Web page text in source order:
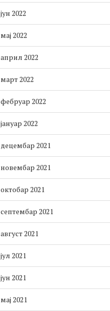
јун 2022
мај 2022
април 2022
март 2022
фебруар 2022
јануар 2022
децембар 2021
новембар 2021
октобар 2021
септембар 2021
август 2021
јул 2021
јун 2021
мај 2021